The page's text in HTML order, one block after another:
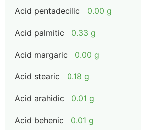
Acid pentadecilic 0.00 g
Acid palmitic 0.33 g
Acid margaric 0.00 g
Acid stearic 0.18 g
Acid arahidic 0.01 g
Acid behenic 0.01 g